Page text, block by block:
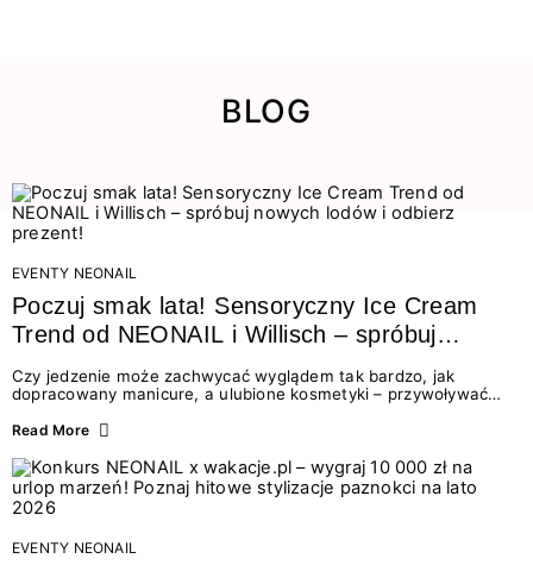
BLOG
EVENTY NEONAIL
Poczuj smak lata! Sensoryczny Ice Cream
Trend od NEONAIL i Willisch – spróbuj
nowych lodów i odbierz prezent!
Czy jedzenie może zachwycać wyglądem tak bardzo, jak
dopracowany manicure, a ulubione kosmetyki – przywoływać
świata beauty i oszałamiających deserów to coś więcej niż
zmysłami: przez soczysty kolor, aksamitną teksturę,
orzeźwiający zapach i słodki akcent na podniebieniu. Tego lata
NEONAIL łączy siły z marką Willisch, tworząc unikalny projekt
na styku jedzenia i piękna....
Read More
EVENTY NEONAIL